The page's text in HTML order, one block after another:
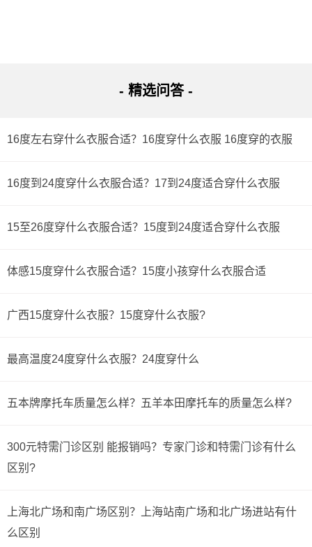
- 精选问答 -
16度左右穿什么衣服合适？16度穿什么衣服 16度穿的衣服
16度到24度穿什么衣服合适？17到24度适合穿什么衣服
15至26度穿什么衣服合适？15度到24度适合穿什么衣服
体感15度穿什么衣服合适？15度小孩穿什么衣服合适
广西15度穿什么衣服？15度穿什么衣服?
最高温度24度穿什么衣服？24度穿什么
五本牌摩托车质量怎么样？五羊本田摩托车的质量怎么样?
300元特需门诊区别 能报销吗？专家门诊和特需门诊有什么
区别?
上海北广场和南广场区别？上海站南广场和北广场进站有什
么区别